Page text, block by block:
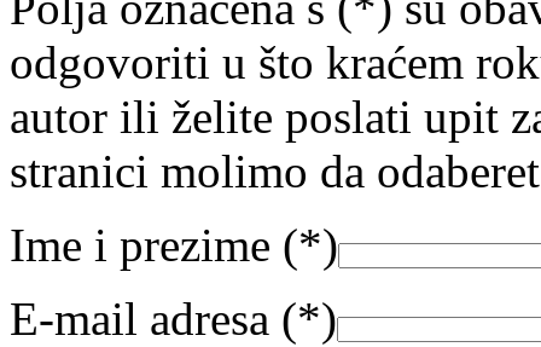
odgovoriti u što kraćem
autor ili želite poslati upit
stranici molimo da
Ime i prezime (*)
E-mail adresa (*)